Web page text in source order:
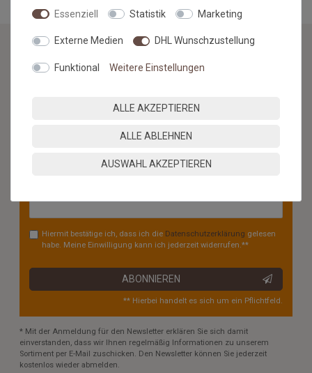
NEWSLETTER
Jetzt anmelden: Profitieren Sie von aktuellen Angeboten
Hiermit bestätige ich, dass ich die Daten­schutz­erklärung gelesen
habe. Meine Einwilligung kann ich jederzeit widerrufen.**
ABONNIEREN
** Hierbei handelt es sich um ein Pflichtfeld.
* Mit der Anmeldung für den Newsletter erklären Sie sich damit
einverstanden, dass wir Ihnen regelmäßig Informationen zu unserem
Sortiment per E-Mail zuschicken. Den Newsletter können Sie jederzeit
kostenlos wieder abmelden.
Essenziell Statistik Marketing
Externe Medien DHL Wunschzustellung
Funktional Weitere Einstellungen
ALLE AKZEPTIEREN
ALLE ABLEHNEN
AUSWAHL AKZEPTIEREN